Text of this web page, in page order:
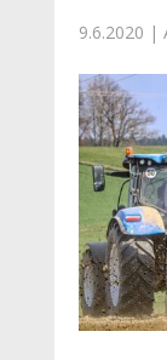
9.6.2020 |